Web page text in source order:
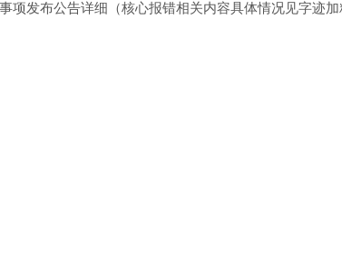
项发布公告详细（核心报错相关内容具体情况见字迹加